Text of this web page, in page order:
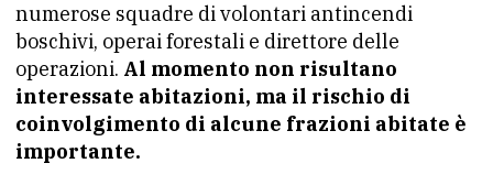
numerose squadre di volontari antincendi
boschivi, operai forestali e direttore delle
operazioni. Al momento non risultano
interessate abitazioni, ma il rischio di
coinvolgimento di alcune frazioni abitate è
importante.